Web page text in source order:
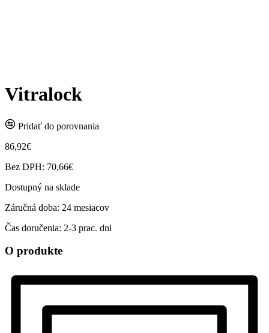
Vitralock
Pridať do porovnania
86,92€
Bez DPH: 70,66€
Dostupný na sklade
Záručná doba: 24 mesiacov
Čas doručenia: 2-3 prac. dni
O produkte